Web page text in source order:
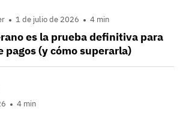
1 de julio de 2026 4 min
es la prueba definitiva para
pagos (y cómo superarla)
4 min